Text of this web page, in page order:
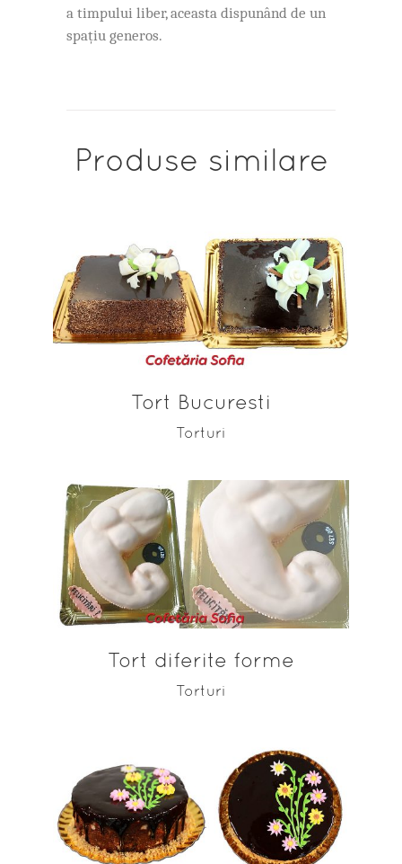
a timpului liber, aceasta dispunând de un
spațiu generos.
Produse similare
ADAUGĂ ÎN COȘ
Tort Bucuresti
Torturi
ADAUGĂ ÎN COȘ
Tort diferite forme
Torturi
ADAUGĂ ÎN COȘ